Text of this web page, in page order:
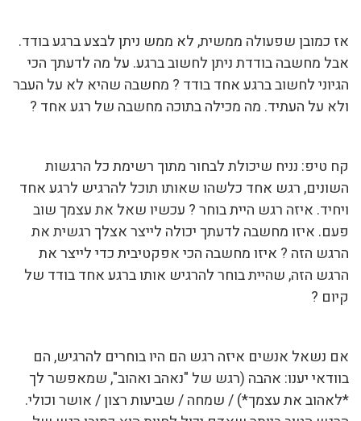
אז כמובן שפעולה ממשית, לא ממש ניתן לבצע ברגע בודד.
אבל מחשבה בודדת ניתן לחשוב ברגע. על מה לדעתך הכי
הגיוני לחשוב ברגע אחד בודד ? מחשבה שהיא לא על העבר
ולא על העתיד. מה מכילה בתוכה מחשבה של רגע אחד ?
קח טיפ: נניח שיכולת לבחור מתוך רשימת כל הרגשות
השונים, רגש אחד כלשהו שאותו תוכל להרגיש לרגע אחד
ויחיד. איזה רגש היית בוחר ? עכשיו שאל את עצמך שוב
פעם. איזו מחשבה לדעתך יכולה לייצר אצלך רגשית את
הרגש הזה ? איזו מחשבה הכי אפקטיבית כדי לייצר את
הרגש הזה, שהיית בוחר להרגיש אותו ברגע אחד בודד של
קיום ?
אם נשאל אנשים איזה רגש הם היו בוחרים להרגיש, הם
בוודאי יענו: אהבה (רגש של "נאהב ואהוב", שמאפשר לך
*לאהוב את עצמך*) / שמחה / שביעות רצון / אושר וכולי.